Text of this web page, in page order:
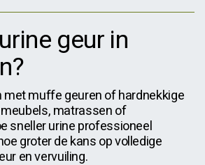
geur in
met muffe geuren of hardnekkige
matrassen of
sneller urine professioneel
groter de kans op volledige
en vervuiling.